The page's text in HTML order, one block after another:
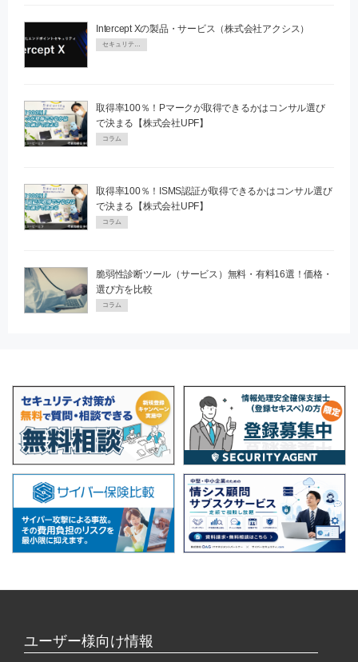
Intercept Xの製品・サービス（株式会社アクシス）
取得率100％！Pマークが取得できるかはコンサル選び
で決まる【株式会社UPF】
コラム
取得率100％！ISMS認証が取得できるかはコンサル選び
で決まる【株式会社UPF】
コラム
脆弱性診断ツール（サービス）無料・有料16選！価格・
選び方を比較
コラム
ユーザー様向け情報